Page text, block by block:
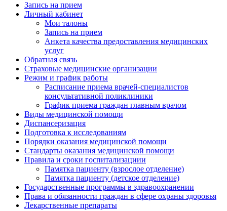
Запись на прием
Личный кабинет
Мои талоны
Запись на прием
Анкета качества предоставления медицинских
услуг
Обратная связь
Страховые медицинские организации
Режим и график работы
Расписание приема врачей-специалистов
консультативной поликлиники
График приема граждан главным врачом
Виды медицинской помощи
Диспансеризация
Подготовка к исследованиям
Порядки оказания медицинской помощи
Стандарты оказания медицинской помощи
Правила и сроки госпитализациии
Памятка пациенту (взрослое отделение)
Памятка пациенту (детское отделение)
Государственные программы в здравоохранении
Права и обязанности граждан в сфере охраны здоровья
Лекарственные препараты